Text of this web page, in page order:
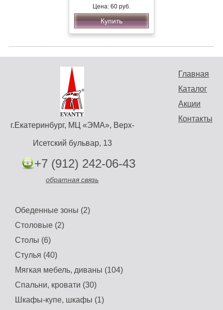
Цена: 60 руб.
Купить
Главная
Каталог
Акции
Контакты
г.Екатеринбург, МЦ «ЭМА», Верх-
Исетский бульвар, 13
+7 (912) 242-06-43
обратная связь
Обеденные зоны (2)
Столовые (2)
Столы (6)
Стулья (40)
Мягкая мебель, диваны (104)
Спальни, кровати (30)
Шкафы-купе, шкафы (1)